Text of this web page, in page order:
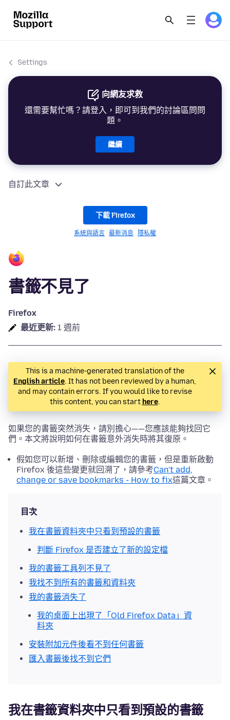
Settings
向網友求救
還需要幫忙嗎？請登入，即可到我們的討論區問問
題。
繼續
自訂此文章
下載 Firefox
系統與語言 最新消息 隱私權
書籤不見了
Firefox
最近更新: 1 週前
This is a machine-generated translation of the
English article. It has not been reviewed by a human,
and may contain errors. If you would like to revise
this content, you can start here.
如果您的書籤突然消失，請別擔心——您應該能夠找回它
們。本文將說明如何在書籤意外消失時將其復原。
假如您可以新增、刪除或編輯您的書籤，但是重新啟動
Firefox 後這些變更就回溯了，請參考Can't add,
change or save bookmarks - How to fix這篇文章。
目次
我在書籤資料夾中只看到預設的書籤
判斷 Firefox 是否建立了新的設定檔
我的書籤工具列不見了
我找不到所有的書籤和資料夾
我的書籤消失了
我的桌面上出現了「Old Firefox Data」資
料夾
安裝附加元件後看不到任何書籤
匯入書籤後找不到它們
我在書籤資料夾中只看到預設的書籤